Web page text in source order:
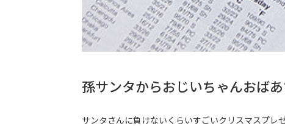
孫サンタからおじいちゃんおば
サンタさんに負けないくらいすごいクリスマスプ